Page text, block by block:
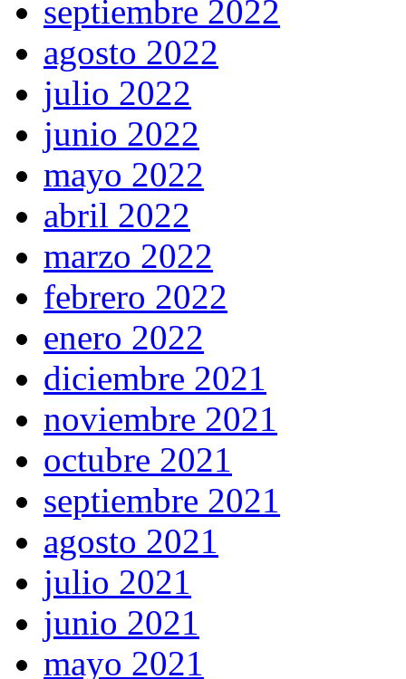
septiembre 2022
agosto 2022
julio 2022
junio 2022
mayo 2022
abril 2022
marzo 2022
febrero 2022
enero 2022
diciembre 2021
noviembre 2021
octubre 2021
septiembre 2021
agosto 2021
julio 2021
junio 2021
mayo 2021